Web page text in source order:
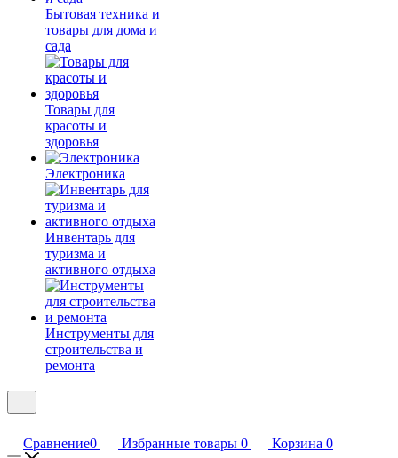
Бытовая техника и
товары для дома и
сада
Товары для
красоты и
здоровья
Электроника
Инвентарь для
туризма и
активного отдыха
Инструменты для
строительства и
ремонта
Сравнение0 Избранные товары 0 Корзина 0